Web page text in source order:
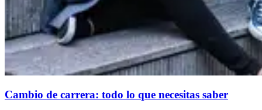
Cambio de carrera: todo lo que necesitas saber